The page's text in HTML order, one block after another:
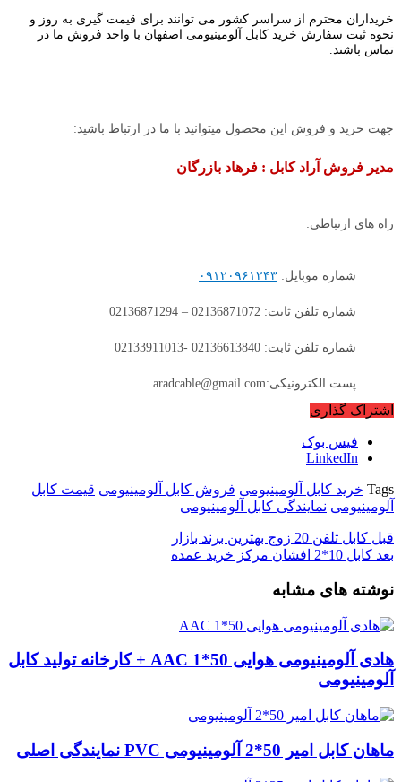
خریداران محترم از سراسر کشور می توانند برای قیمت گیری به روز و
نحوه ثبت سفارش خرید کابل آلومینیومی اصفهان با واحد فروش ما در
تماس باشند.
جهت خرید و فروش این محصول میتوانید با ما در ارتباط باشید:
مدیر فروش آراد کابل : فرهاد بازرگان
راه های ارتباطی:
شماره موبایل: ۰۹۱۲۰۹۶۱۲۴۳
شماره تلفن ثابت: 02136871072 – 02136871294
شماره تلفن ثابت: 02136613840 -02133911013
پست الکترونیکی:aradcable@gmail.com
اشتراک گذاری
فیس بوک
LinkedIn
Tags خرید کابل آلومینیومی فروش کابل آلومینیومی قیمت کابل
آلومینیومی نمایندگی کابل آلومینیومی
قبل کابل تلفن 20 زوج بهترین برند بازار
بعد کابل 10*2 افشان مرکز خرید عمده
نوشته های مشابه
هادی آلومینیومی هوایی 50*1 AAC + کارخانه تولید کابل
آلومینیومی
ماهان کابل امیر 50*2 آلومینیومی PVC نمایندگی اصلی